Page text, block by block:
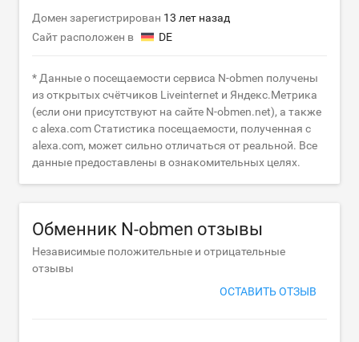
Домен зарегистрирован 13 лет назад
Сайт расположен в
DE
* Данные о посещаемости сервиса N-obmen получены
из открытых счётчиков Liveinternet и Яндекс.Метрика
(если они присутствуют на сайте N-obmen.net), а также
с alexa.com Статистика посещаемости, полученная с
alexa.com, может сильно отличаться от реальной. Все
данные предоставлены в ознакомительных целях.
Обменник N-obmen отзывы
Независимые положительные и отрицательные
отзывы
ОСТАВИТЬ ОТЗЫВ